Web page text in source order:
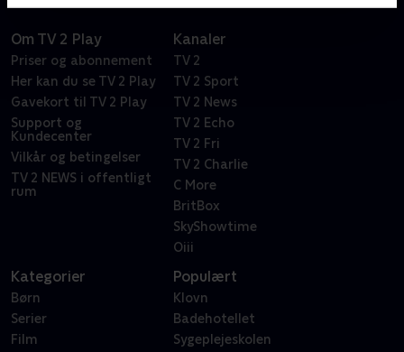
Om TV 2 Play
Priser og abonnement
Her kan du se TV 2 Play
Gavekort til TV 2 Play
Support og
Kundecenter
Vilkår og betingelser
TV 2 NEWS i offentligt
rum
Kanaler
TV 2
TV 2 Sport
TV 2 News
TV 2 Echo
TV 2 Fri
TV 2 Charlie
C More
BritBox
SkyShowtime
Oiii
Kategorier
Børn
Serier
Film
Populært
Klovn
Badehotellet
Sygeplejeskolen